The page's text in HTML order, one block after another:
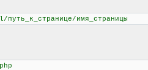
имя_страницы